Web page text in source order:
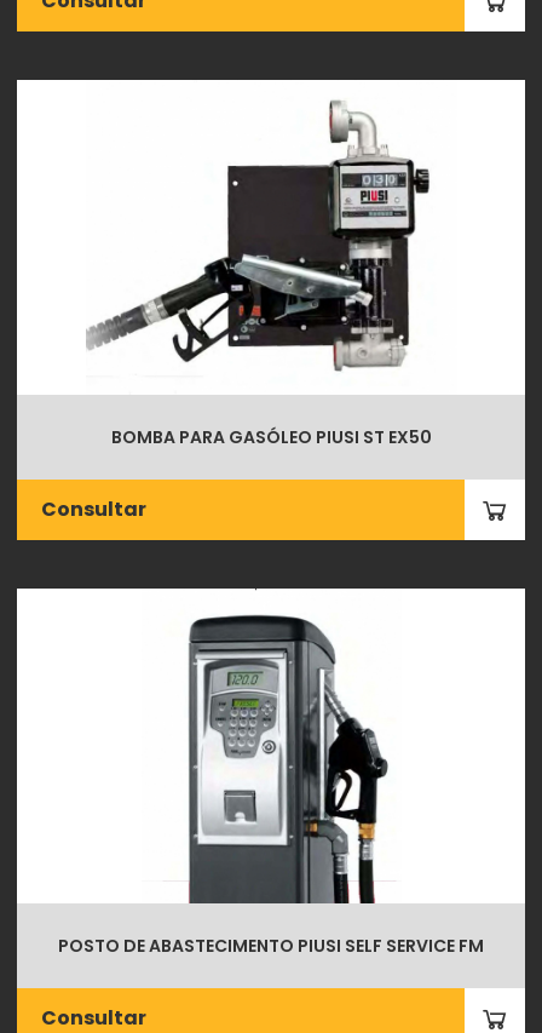
BOMBA PARA GASÓLEO PIUSI ST EX50
Consultar
POSTO DE ABASTECIMENTO PIUSI SELF SERVICE FM
Consultar